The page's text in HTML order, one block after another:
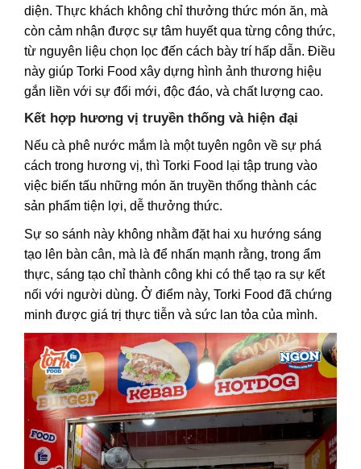
diện. Thực khách không chỉ thưởng thức món ăn, mà
còn cảm nhận được sự tâm huyết qua từng công thức,
từ nguyên liệu chọn lọc đến cách bày trí hấp dẫn. Điều
này giúp Torki Food xây dựng hình ảnh thương hiệu
gắn liền với sự đổi mới, độc đáo, và chất lượng cao.
Kết hợp hương vị truyền thống và hiện đại
Nếu cà phê nước mắm là một tuyên ngôn về sự phá
cách trong hương vị, thì Torki Food lại tập trung vào
việc biến tấu những món ăn truyền thống thành các
sản phẩm tiện lợi, dễ thưởng thức.
Sự so sánh này không nhằm đặt hai xu hướng sáng
tạo lên bàn cân, mà là để nhấn mạnh rằng, trong ẩm
thực, sáng tạo chỉ thành công khi có thể tạo ra sự kết
nối với người dùng. Ở điểm này, Torki Food đã chứng
minh được giá trị thực tiễn và sức lan tỏa của mình.